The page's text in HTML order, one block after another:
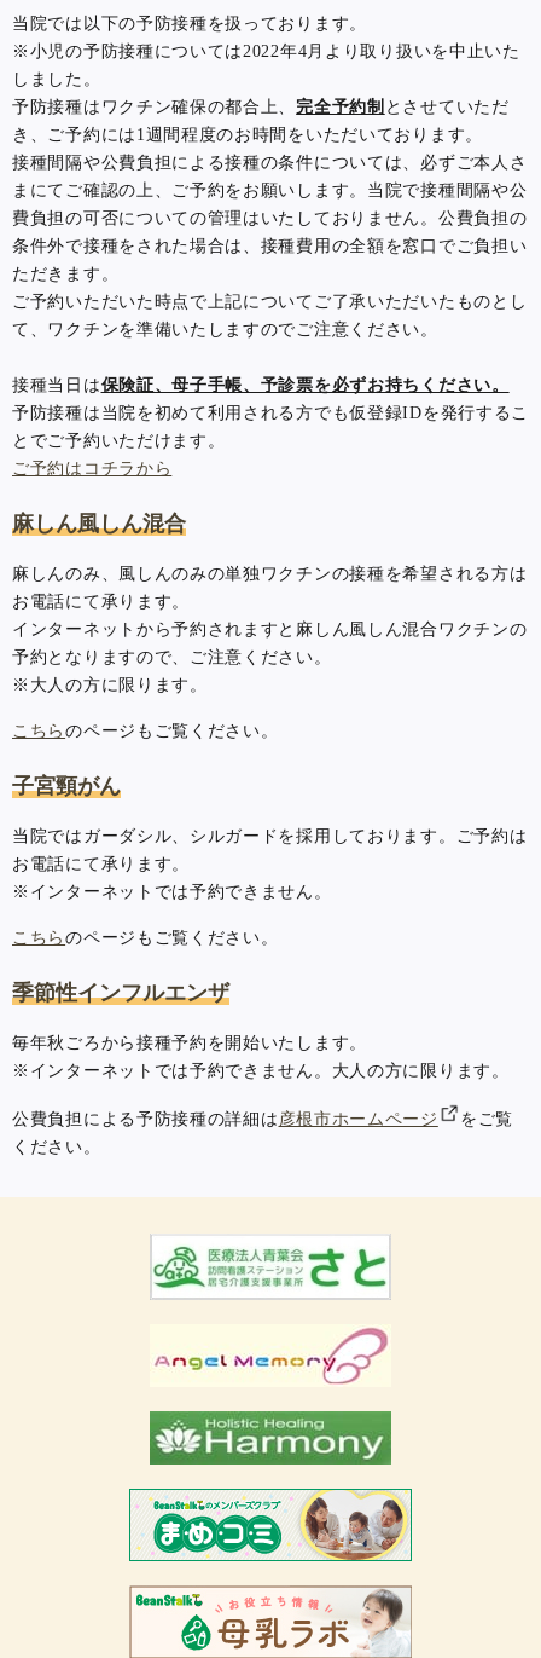
当院では以下の予防接種を扱っております。
※小児の予防接種については2022年4月より取り扱いを中止いた
しました。
予防接種はワクチン確保の都合上、 完全予約制 とさせていただ
き、ご予約には1週間程度のお時間をいただいております。
接種間隔や公費負担による接種の条件については、必ずご本人さ
まにてご確認の上、ご予約をお願いします。当院で接種間隔や公
費負担の可否についての管理はいたしておりません。公費負担の
条件外で接種をされた場合は、接種費用の全額を窓口でご負担い
ただきます。
ご予約いただいた時点で上記についてご了承いただいたものとし
て、ワクチンを準備いたしますのでご注意ください。
接種当日は保険証、母子手帳、予診票を必ずお持ちください。
予防接種は当院を初めて利用される方でも仮登録IDを発行するこ
とでご予約いただけます。
ご予約はコチラから
麻しん風しん混合
麻しんのみ、風しんのみの単独ワクチンの接種を希望される方は
お電話にて承ります。
インターネットから予約されますと麻しん風しん混合ワクチンの
予約となりますので、ご注意ください。
※大人の方に限ります。
こちらのページもご覧ください。
子宮頸がん
当院ではガーダシル、シルガードを採用しております。ご予約は
お電話にて承ります。
※インターネットでは予約できません。
こちらのページもご覧ください。
季節性インフルエンザ
毎年秋ごろから接種予約を開始いたします。
※インターネットでは予約できません。大人の方に限ります。
公費負担による予防接種の詳細は 彦根市ホームページ
をご覧
ください。